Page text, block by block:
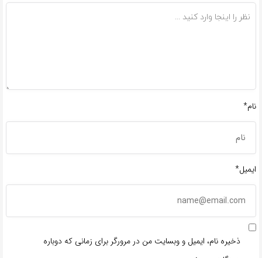
نام*
ایمیل*
ذخیره نام، ایمیل و وبسایت من در مرورگر برای زمانی که دوباره